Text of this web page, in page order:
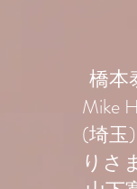
橋
Mike
(埼
りさ